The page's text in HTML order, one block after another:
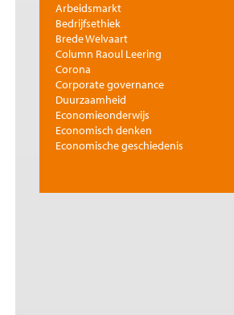
Arbeidsmarkt
Bedrijfsethiek
Brede Welvaart
Column Raoul Leering
Corona
Corporate governance
Duurzaamheid
Economieonderwijs
Economisch denken
Economische geschiedenis
Filosofie en economie